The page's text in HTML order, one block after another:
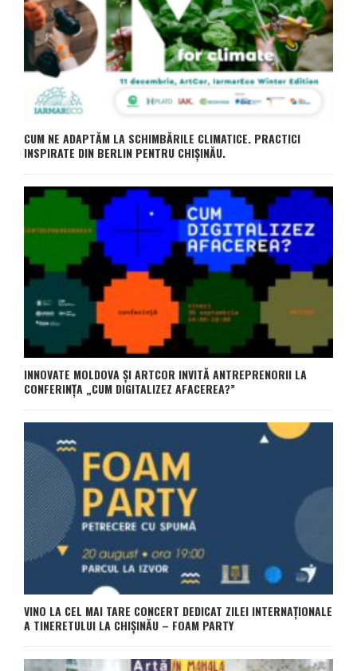
CUM NE ADAPTĂM LA SCHIMBĂRILE CLIMATICE. PRACTICI
INSPIRATE DIN BERLIN PENTRU CHIȘINĂU.
INNOVATE MOLDOVA ȘI ARTCOR INVITĂ ANTREPRENORII LA
CONFERINȚA „CUM DIGITALIZEZ AFACEREA?”
VINO LA CEL MAI TARE CONCERT DEDICAT ZILEI INTERNAȚIONALE
A TINERETULUI LA CHIȘINĂU – FOAM PARTY